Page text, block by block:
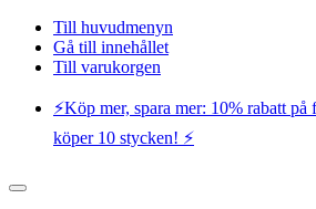
Till huvudmenyn
Gå till innehållet
Till varukorgen
⚡️Köp mer, spara mer: 10% rabatt
köper 10 stycken! ⚡️